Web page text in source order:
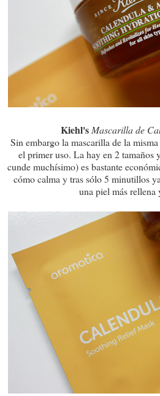
Kiehl's Mascarilla de
Sin embargo la mascarilla de la
el primer uso. La hay en 2 tamaños
cunde muchísimo) es bastante
cómo calma y tras sólo 5 minutillos
una piel más rellena